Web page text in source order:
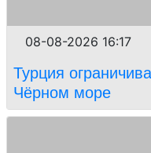
08-08-2026 16:17
Турция
Чёрном море